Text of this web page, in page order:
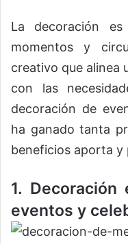
La decoración
momentos y
creativo que alinea
con las
decoración de
ha ganado tanta
beneficios aporta y
1. Decoración
eventos y